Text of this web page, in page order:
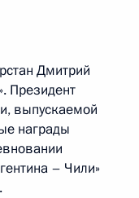
Дмитрий
Президент
выпускаемой
награды
– Чили»